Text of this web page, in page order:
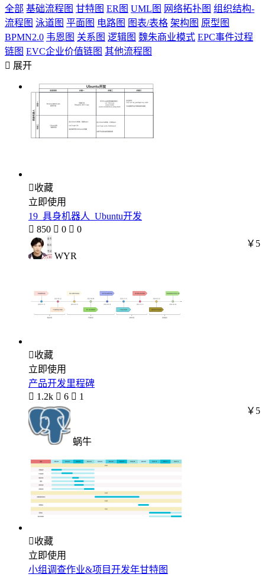
全部 基础流程图 甘特图 ER图 UML图 网络拓扑图 组织结构-
流程图 泳道图 平面图 电路图 图表/表格 架构图 原型图
BPMN2.0 韦恩图 关系图 逻辑图 魏朱商业模式 EPC事件过程
链图 EVC企业价值链图 其他流程图
 展开
收藏
立即使用
19_具身机器人_Ubuntu开发
 850  0  0
WYR
￥5
收藏
立即使用
产品开发里程碑
 1.2k  6  1
蜗牛
￥5
收藏
立即使用
小组调查作业&项目开发年甘特图